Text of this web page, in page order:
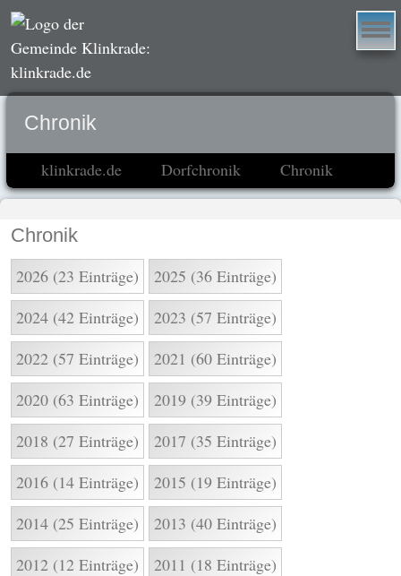
Chronik
klinkrade.de Dorfchronik Chronik
Chronik
2026 (23 Einträge)
2025 (36 Einträge)
2024 (42 Einträge)
2023 (57 Einträge)
2022 (57 Einträge)
2021 (60 Einträge)
2020 (63 Einträge)
2019 (39 Einträge)
2018 (27 Einträge)
2017 (35 Einträge)
2016 (14 Einträge)
2015 (19 Einträge)
2014 (25 Einträge)
2013 (40 Einträge)
2012 (12 Einträge)
2011 (18 Einträge)